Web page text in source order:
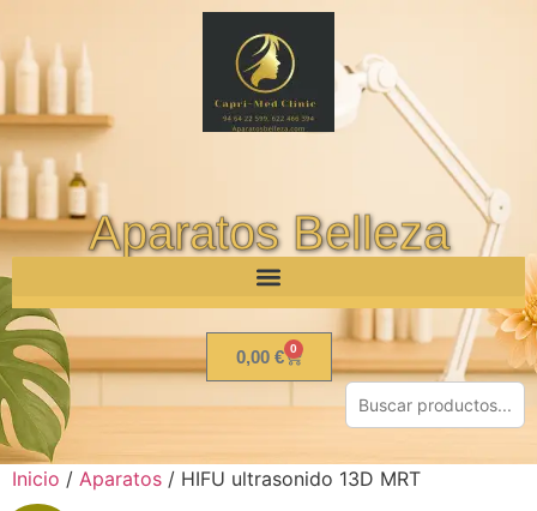
Aparatos Belleza
0,00 € 0
Inicio / Aparatos / HIFU ultrasonido 13D MRT